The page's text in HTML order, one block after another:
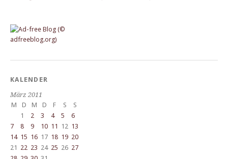
KALENDER
März 2011
M
D M D F S
S
1
2 3 4 5
6
7
8 9 10 11 12 13
14 15 16 17 18 19 20
21 22 23 24 25 26 27